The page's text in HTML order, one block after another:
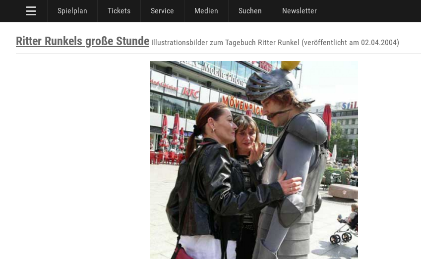
Spielplan Tickets Service Medien Suchen Newsletter
Ritter Runkels große Stunde Illustrationsbilder zum Tagebuch Ritter Runkel (veröffentlicht am 02.04.2004)